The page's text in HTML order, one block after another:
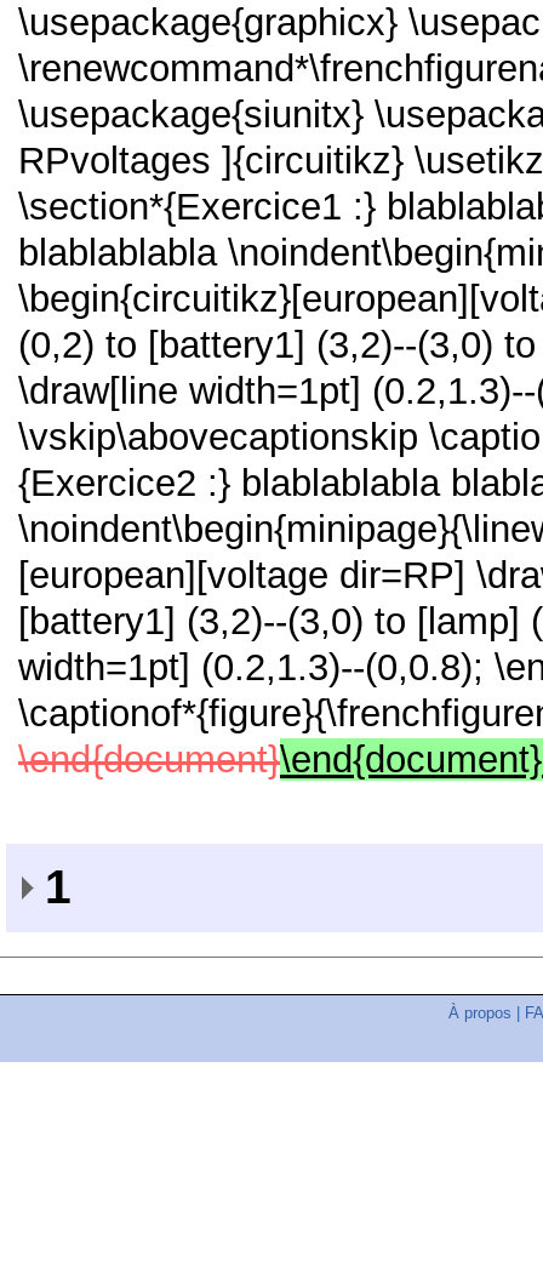
\usepackage{graphicx}
\usepackage{siunitx}
RPvoltages ]{circuitikz}
\section*{Exercice1 :}
blablablabla
(0,2) to [battery1] (3,2)--(3,0)
\draw[line width=1pt]
\vskip\abovecaptionskip
{Exercice2 :} blablablabla
[european][voltage dir=RP]
[battery1] (3,2)--(3,0) to
width=1pt] (0.2,1.3)--(0,0.8);
\end{document}
1
À propos